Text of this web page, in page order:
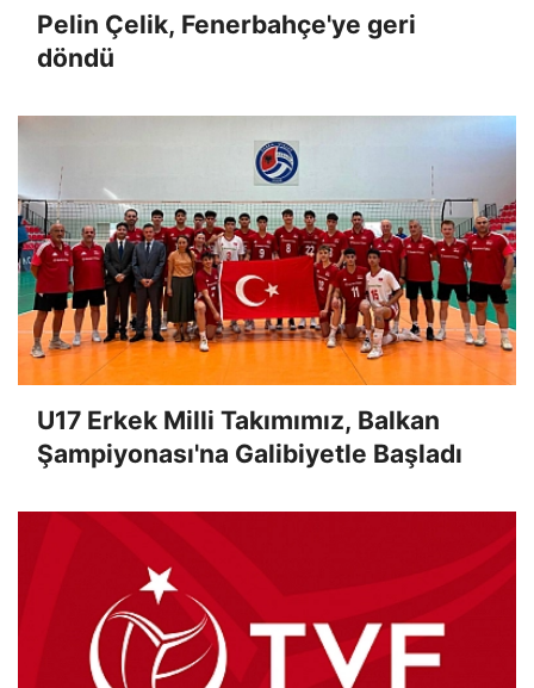
Pelin Çelik, Fenerbahçe'ye geri
döndü
U17 Erkek Milli Takımımız, Balkan
Şampiyonası'na Galibiyetle Başladı